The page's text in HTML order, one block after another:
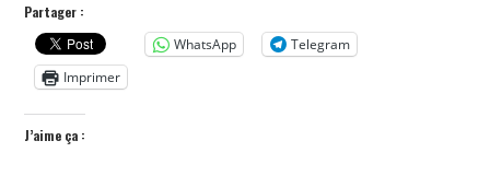
Partager :
WhatsApp
Telegram
Imprimer
J’aime ça :